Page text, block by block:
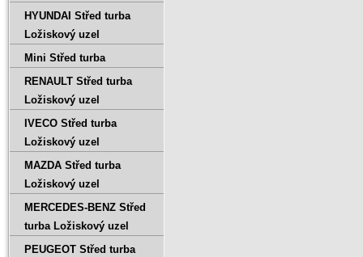
HYUNDAI Střed turba
Ložiskový uzel
Mini Střed turba
RENAULT Střed turba
Ložiskový uzel
IVECO Střed turba
Ložiskový uzel
MAZDA Střed turba
Ložiskový uzel
MERCEDES-BENZ Střed
turba Ložiskový uzel
PEUGEOT Střed turba